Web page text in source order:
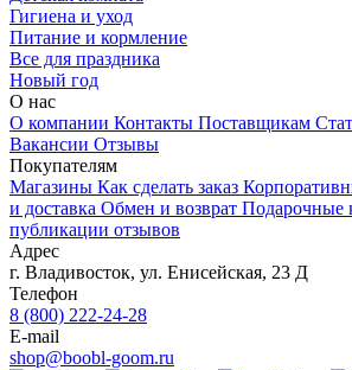
Гигиена и уход
Питание и кормление
Все для праздника
Новый год
О нас
О компании Контакты Поставщикам
Вакансии Отзывы
Покупателям
Магазины Как сделать заказ
и доставка Обмен и возврат Подарочные
публикации отзывов
Адрес
г. Владивосток, ул. Енисейская, 23 Д
Телефон
8 (800) 222-24-28
E-mail
shop@boobl-goom.ru